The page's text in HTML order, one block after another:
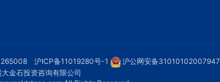
沪ICP备11019280号-1
沪公网安备31010102007947
金石投资咨询有限公司